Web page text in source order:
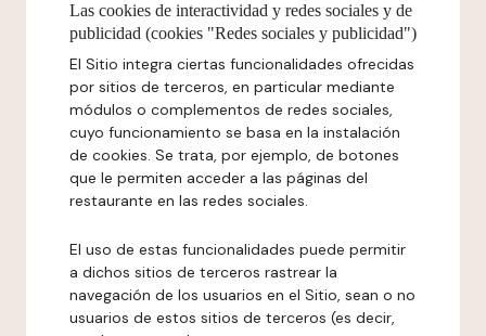
Las cookies de interactividad y redes sociales y de
publicidad (cookies "Redes sociales y publicidad")
El Sitio integra ciertas funcionalidades ofrecidas
por sitios de terceros, en particular mediante
módulos o complementos de redes sociales,
cuyo funcionamiento se basa en la instalación
de cookies. Se trata, por ejemplo, de botones
que le permiten acceder a las páginas del
restaurante en las redes sociales.
El uso de estas funcionalidades puede permitir
a dichos sitios de terceros rastrear la
navegación de los usuarios en el Sitio, sean o no
usuarios de estos sitios de terceros (es decir,